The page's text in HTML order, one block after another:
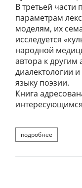
В третьей
параметрам
моделям, их
исследуется
народной
автора к другим
диалектологии
языку поэзии.
Книга
подробнее